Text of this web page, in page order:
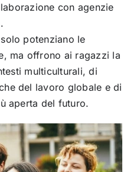
con agenzie
potenziano le
ma offrono ai ragazzi la
multiculturali, di
del lavoro globale e di
aperta del futuro.